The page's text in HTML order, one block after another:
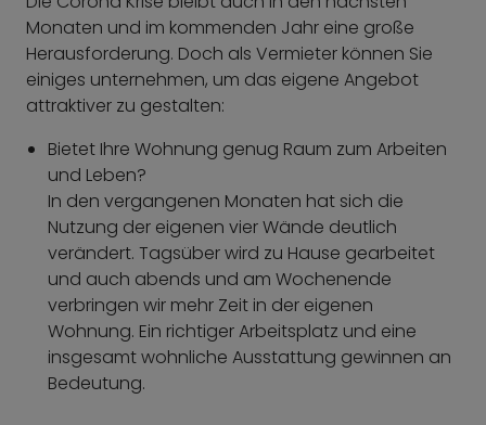
Monaten und im kommenden Jahr eine große
Herausforderung. Doch als Vermieter können Sie
einiges unternehmen, um das eigene Angebot
attraktiver zu gestalten:
Bietet Ihre Wohnung genug Raum zum Arbeiten
und Leben?
In den vergangenen Monaten hat sich die
Nutzung der eigenen vier Wände deutlich
verändert. Tagsüber wird zu Hause gearbeitet
und auch abends und am Wochenende
verbringen wir mehr Zeit in der eigenen
Wohnung. Ein richtiger Arbeitsplatz und eine
insgesamt wohnliche Ausstattung gewinnen an
Bedeutung.